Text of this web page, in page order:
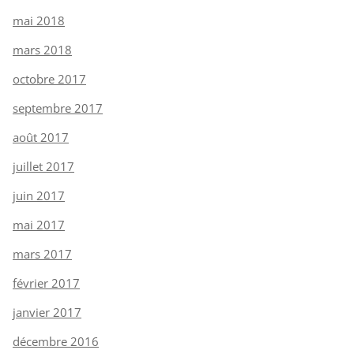
mai 2018
mars 2018
octobre 2017
septembre 2017
août 2017
juillet 2017
juin 2017
mai 2017
mars 2017
février 2017
janvier 2017
décembre 2016